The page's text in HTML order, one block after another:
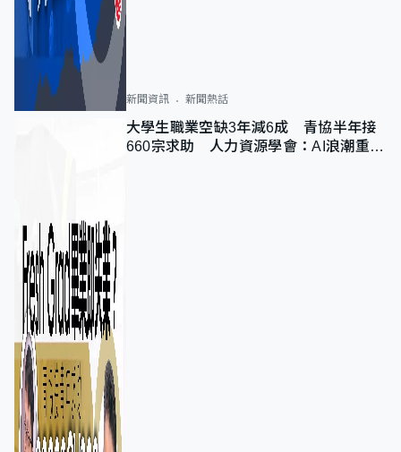
新聞資訊 新聞熱話
大學生職業空缺3年減6成 青協半年接
660宗求助 人力資源學會：AI浪潮重整